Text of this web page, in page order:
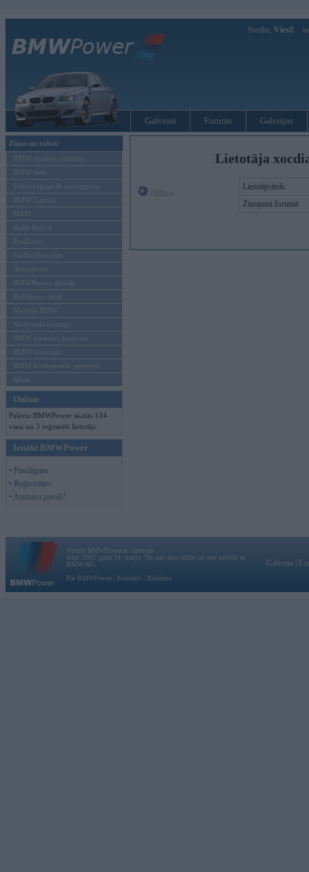
Sveiks, Viesi!
Galvenā Forums Galerijas
Ziņas un raksti
BMW modeļu jaunumi
BMW testi
Tehnoloģijas & sasniegumi
BMW Latvijā
MINI
Rolls-Royce
Pasākumi
Vadāmības tests
Autosports
BMWPower aktuāli
Reklāmas raksti
Mēneša BMW
Sērijveida tūnings
BMW pasaules jaunumi
BMW koncepti
BMW konkurentu jaunumi
Moto
Online
Pašreiz BMWPower skatās 134
viesi un 3 reģistrēti lietotāji.
Ienākt BMWPower
• Pieslēgties
• Reģistrēties
• Aizmirsi paroli?
Lietotāja
Lietotājvārds:
Ziņojumi forumā:
Vortāls BMWPower.lv darbojas
kopš 2002. gada 14. maija. Tas nav auto klubs un nav saistīts ar
BMW AG.
Par BMWPower
Kontakti Reklāma
Galvena